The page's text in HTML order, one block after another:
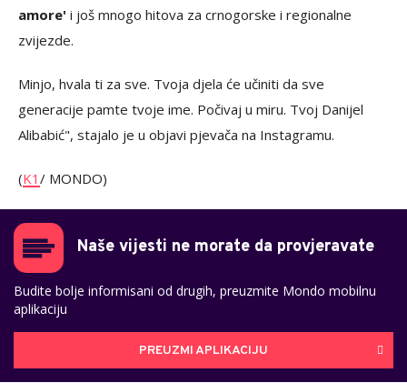
amore' i još mnogo hitova za crnogorske i regionalne
zvijezde.
Minjo, hvala ti za sve. Tvoja djela će učiniti da sve
generacije pamte tvoje ime. Počivaj u miru. Tvoj Danijel
Alibabić", stajalo je u objavi pjevača na Instagramu.
(K1 / MONDO)
Naše vijesti ne morate da provjeravate
Budite bolje informisani od drugih, preuzmite Mondo mobilnu
aplikaciju
PREUZMI APLIKACIJU